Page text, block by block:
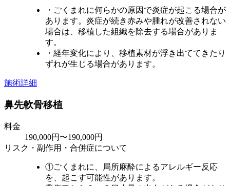
・ごくまれに何らかの原因で炎症が起こる場合が
あります。炎症が続き赤みや腫れが改善されない
場合は、移植した組織を除去する場合がありま
す。
・経年変化により、移植素材が浮き出ててきたり
ずれが生じる場合があります。
施術詳細
鼻先軟骨移植
料金
190,000円〜190,000円
リスク・副作用・合併症について
①ごくまれに、局所麻酔によるアレルギー反応
を、起こす可能性があります。